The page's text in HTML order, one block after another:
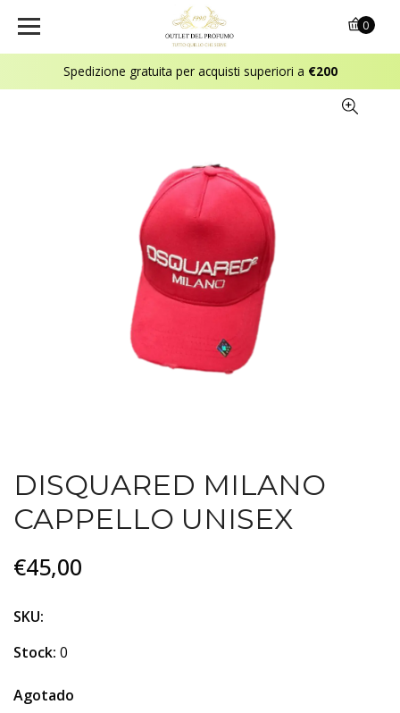
Spedizione gratuita per acquisti superiori a €200
0
DISQUARED MILANO
CAPPELLO UNISEX
€45,00
SKU:
Stock: 0
Agotado